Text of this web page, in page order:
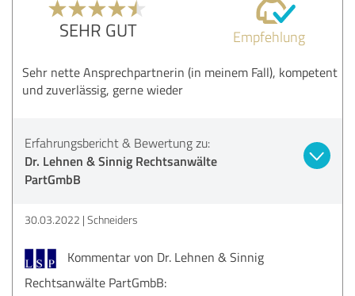
SEHR GUT Empfehlung
Sehr nette Ansprechpartnerin (in meinem Fall), kompetent
und zuverlässig, gerne wieder
Erfahrungsbericht & Bewertung zu:
Dr. Lehnen & Sinnig Rechtsanwälte
PartGmbB
30.03.2022 Schneiders
Kommentar von Dr. Lehnen & Sinnig
Rechtsanwälte PartGmbB: